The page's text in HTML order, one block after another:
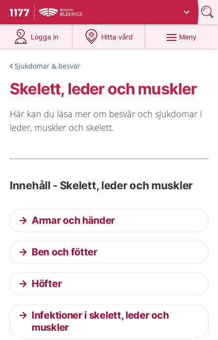
Till startsidan för 1177
Du har valt region
Logga in
på 1177.se
Hitta vård
på 1177.se
Meny
Sjukdomar & besvär
Skelett, leder och muskler
Här kan du läsa mer om besvär och sjukdomar i
leder, muskler och skelett.
Innehåll - Skelett, leder och muskler
Armar och händer
Ben och fötter
Höfter
Infektioner i skelett, leder och
muskler